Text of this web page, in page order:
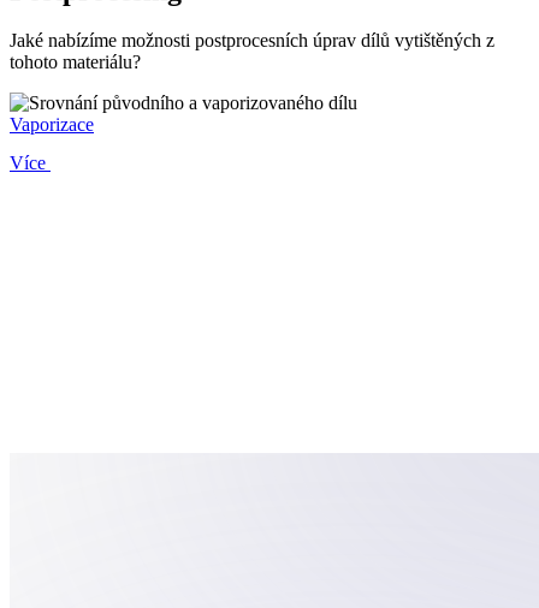
Jaké nabízíme možnosti postprocesních úprav dílů vytištěných z
tohoto materiálu?
Vaporizace
Více